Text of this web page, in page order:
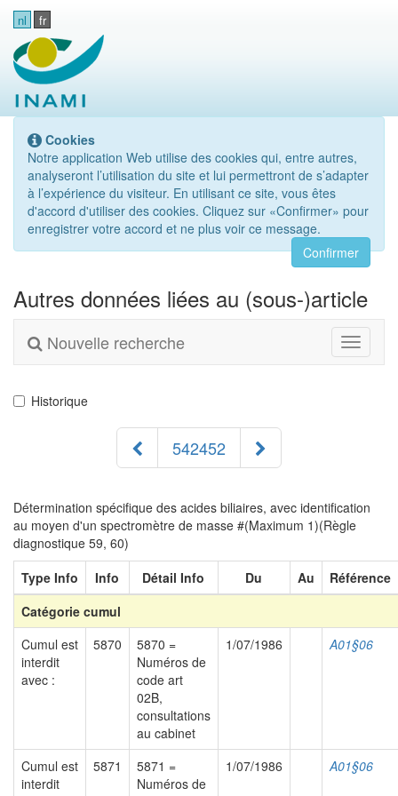
nl fr
Cookies
Notre application Web utilise des cookies qui, entre autres,
analyseront l’utilisation du site et lui permettront de s’adapter
à l’expérience du visiteur. En utilisant ce site, vous êtes
d'accord d'utiliser des cookies. Cliquez sur «Confirmer» pour
enregistrer votre accord et ne plus voir ce message.
Confirmer
Autres données liées au (sous-)article
Toggle
Nouvelle recherche
Historique
542452
Détermination spécifique des acides biliaires, avec identification
au moyen d'un spectromètre de masse #(Maximum 1)(Règle
diagnostique 59, 60)
Type Info
Info Détail Info Du Au
Référence
Catégorie cumul
Cumul est
interdit
avec :
5870
5870 =
Numéros de
code art
02B,
consultations
au cabinet
1/07/1986 A01§06
Cumul est
interdit
5871
5871 =
Numéros de
1/07/1986 A01§06